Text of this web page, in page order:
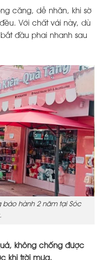
căng, dễ nhăn, khi sờ
Với chất vải này, dù
đầu phai nhanh sau
bảo hành 2 năm tại Sóc
không chống được
khi trời mưa.